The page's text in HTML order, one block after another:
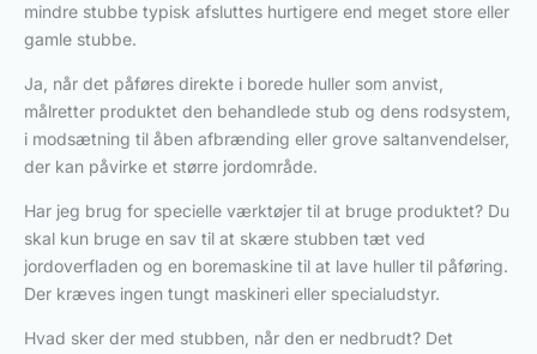
mindre stubbe typisk afsluttes hurtigere end meget store eller
gamle stubbe.
Ja, når det påføres direkte i borede huller som anvist,
målretter produktet den behandlede stub og dens rodsystem,
i modsætning til åben afbrænding eller grove saltanvendelser,
der kan påvirke et større jordområde.
Har jeg brug for specielle værktøjer til at bruge produktet? Du
skal kun bruge en sav til at skære stubben tæt ved
jordoverfladen og en boremaskine til at lave huller til påføring.
Der kræves ingen tungt maskineri eller specialudstyr.
Hvad sker der med stubben, når den er nedbrudt? Det